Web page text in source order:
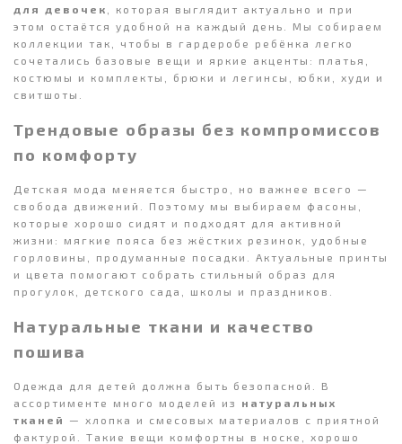
для девочек
, которая выглядит актуально и при
этом остаётся удобной на каждый день. Мы собираем
коллекции так, чтобы в гардеробе ребёнка легко
сочетались базовые вещи и яркие акценты: платья,
костюмы и комплекты, брюки и легинсы, юбки, худи и
свитшоты.
Трендовые образы без компромиссов
по комфорту
Детская мода меняется быстро, но важнее всего —
свобода движений. Поэтому мы выбираем фасоны,
которые хорошо сидят и подходят для активной
жизни: мягкие пояса без жёстких резинок, удобные
горловины, продуманные посадки. Актуальные принты
и цвета помогают собрать стильный образ для
прогулок, детского сада, школы и праздников.
Натуральные ткани и качество
пошива
Одежда для детей должна быть безопасной. В
ассортименте много моделей из натуральных
тканей
— хлопка и смесовых материалов с приятной
фактурой. Такие вещи комфортны в носке, хорошо